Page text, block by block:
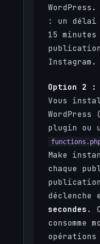
: un délai
15
Instagram.
Option 2 :
Vous
plugin ou
Make
chaque
déclenche
secondes .
consomme
opérations